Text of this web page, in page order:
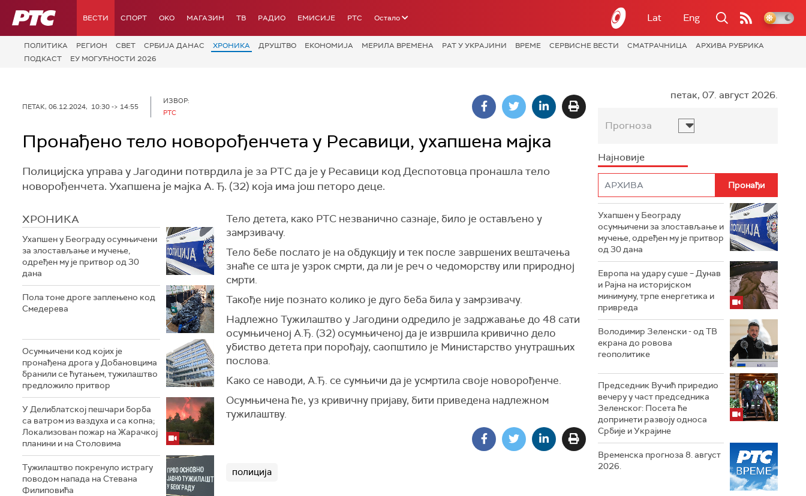
РТС ВЕСТИ СПОРТ OKO МАГАЗИН ТВ РАДИО ЕМИСИЈЕ РТС Остало Lat Eng
ПОЛИТИКА РЕГИОН СВЕТ СРБИЈА ДАНАС ХРОНИКА ДРУШТВО ЕКОНОМИЈА МЕРИЛА ВРЕМЕНА РАТ У УКРАЈИНИ ВРЕМЕ СЕРВИСНЕ ВЕСТИ СМАТРАЧНИЦА
АРХИВА РУБРИКА
ПОДКАСТ
ЕУ МОГУЋНОСТИ 2026
ПЕТАК, 06.12.2024, 10:30 -> 14:55
ИЗВОР:
РТС
Пронађено тело новорођенчета у Ресавици, ухапшена мајка
Полицијска управа у Јагодини потврдила је за РТС да је у Ресавици код Деспотовца пронашла тело
новорођенчета. Ухапшена је мајка А. Ђ. (32) која има још петоро деце.
ХРОНИКА
Ухапшен у Београду осумњичени
за злостављање и мучење,
одређен му је притвор од 30
дана
Пола тоне дроге заплењено код
Смедерева
Осумњичени код којих је
пронађена дрога у Добановцима
бранили се ћутањем, тужилаштво
предложило притвор
У Делиблатској пешчари борба
са ватром из ваздуха и са копна;
Локализован пожар на Жарачкој
планини и на Столовима
Тужилаштво покренуло истрагу
поводом напада на Стевана
Филиповића
Тело детета, како РТС незванично сазнаје, било је остављено у
замрзивачу.
Тело бебе послато је на обдукцију и тек после завршених вештачења
знаће се шта је узрок смрти, да ли је реч о чедоморству или природној
смрти.
Такође није познато колико је дуго беба била у замрзивачу.
Надлежно Тужилаштво у Јагодини одредило је задржавање до 48 сати
осумњиченој А.Ђ. (32) осумњиченој да је извршила кривично дело
убиство детета при порођају, саопштило је Министарство унутрашњих
послова.
Како се наводи, А.Ђ. се сумњичи да је усмртила своје новорођенче.
Осумњичена ће, уз кривичну пријаву, бити приведена надлежном
тужилаштву.
полиција
петак, 07. август 2026.
Прогноза
Најновије
Ухапшен у Београду
осумњичени за злостављање и
мучење, одређен му је притвор
од 30 дана
Европа на удару суше – Дунав
и Рајна на историјском
минимуму, трпе енергетика и
привреда
Володимир Зеленски - од ТВ
екрана до ровова
геополитике
Председник Вучић приредио
вечеру у част председника
Зеленског: Посета ће
допринети развоју односа
Србије и Украјине
Временска прогноза 8. август
2026.